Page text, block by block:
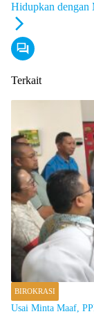
Hidupkan dengan
Terkait
BIROKRASI
Usai Minta Maaf,